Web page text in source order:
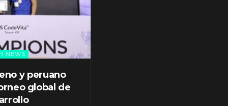
NEWS
y peruano
global de